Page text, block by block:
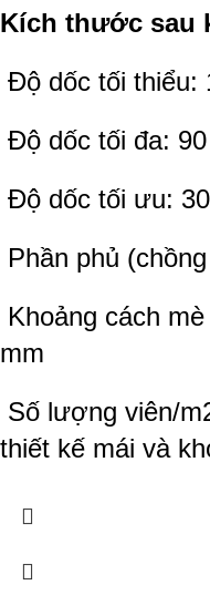
Kích thước sau
Độ dốc tối thiểu:
Độ dốc tối đa:
Độ dốc tối ưu:
Phần phủ
Khoảng cách
mm
Số lượng viên/
thiết kế mái và